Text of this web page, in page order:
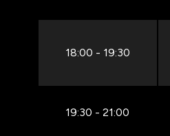
18:00 - 19:30
19:30 - 21:00